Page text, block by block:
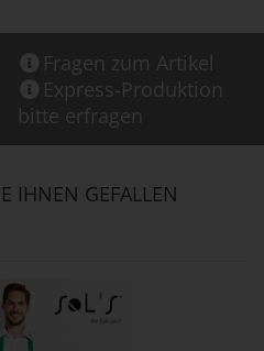
Fragen zum Artikel
Express-Produktion
bitte erfragen
IHNEN GEFALLEN